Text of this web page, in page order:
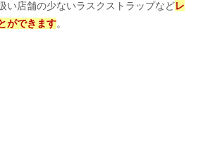
い店舗の少ないラスクストラップなどレ
ができます。